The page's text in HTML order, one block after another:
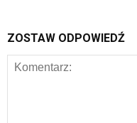
ZOSTAW ODPOWIEDŹ